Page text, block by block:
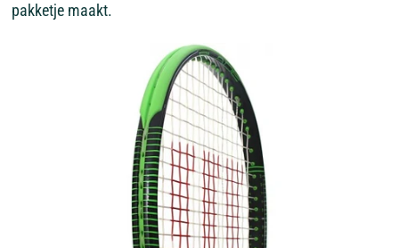
pakketje maakt.